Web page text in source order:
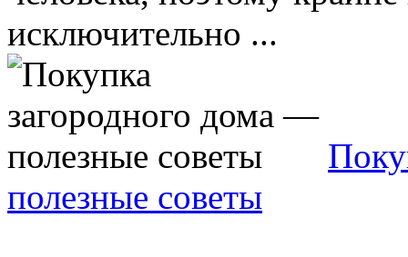
исключительно ...
полезные советы